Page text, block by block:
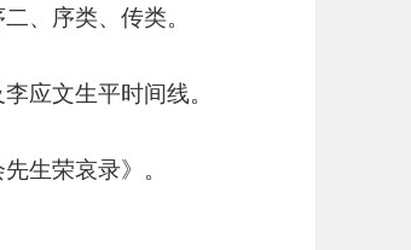
、序类、传类。
应文生平时间线。
生荣哀录》。